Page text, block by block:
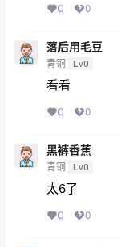
0 0
落后用毛豆
青铜 Lv0
看看
0 0
黑裤香蕉
青铜 Lv0
太6了
0 0